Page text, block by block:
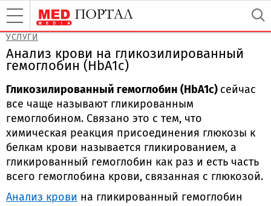
УСЛУГИ
Анализ крови на гликозилированный
гемоглобин (НbA1c)
Гликозилированный гемоглобин (HbA1c) сейчас
все чаще называют гликированным
гемоглобином. Связано это с тем, что
химическая реакция присоединения глюкозы к
белкам крови называется гликированием, а
гликированный гемоглобин как раз и есть часть
всего гемоглобина крови, связанная с глюкозой.
Анализ крови на гликированный гемоглобин